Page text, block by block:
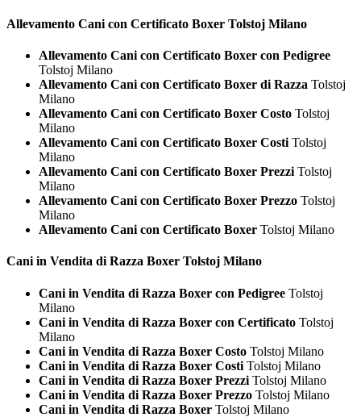
Allevamento Cani con Certificato Boxer Tolstoj Milano
Allevamento Cani con Certificato Boxer con Pedigree
Tolstoj Milano
Allevamento Cani con Certificato Boxer di Razza Tolstoj
Milano
Allevamento Cani con Certificato Boxer Costo Tolstoj
Milano
Allevamento Cani con Certificato Boxer Costi Tolstoj
Milano
Allevamento Cani con Certificato Boxer Prezzi Tolstoj
Milano
Allevamento Cani con Certificato Boxer Prezzo Tolstoj
Milano
Allevamento Cani con Certificato Boxer Tolstoj Milano
Cani in Vendita di Razza Boxer Tolstoj Milano
Cani in Vendita di Razza Boxer con Pedigree Tolstoj
Milano
Cani in Vendita di Razza Boxer con Certificato Tolstoj
Milano
Cani in Vendita di Razza Boxer Costo Tolstoj Milano
Cani in Vendita di Razza Boxer Costi Tolstoj Milano
Cani in Vendita di Razza Boxer Prezzi Tolstoj Milano
Cani in Vendita di Razza Boxer Prezzo Tolstoj Milano
Cani in Vendita di Razza Boxer Tolstoj Milano